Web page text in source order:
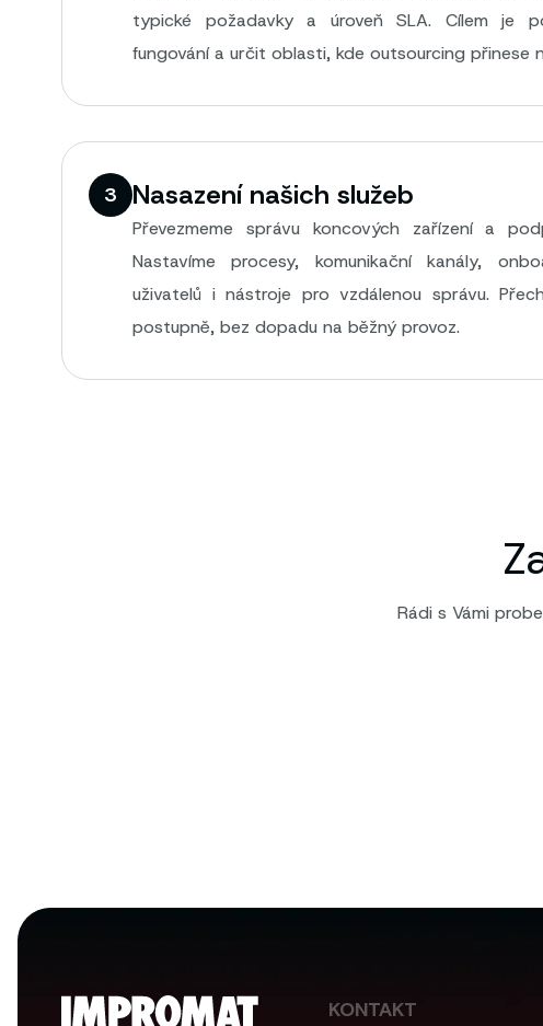
typické požadavky a úroveň SLA. Cílem je
fungování a určit oblasti, kde outsourcing přinese
3 Nasazení našich služeb
Převezmeme správu koncových zařízení a
Nastavíme procesy, komunikační kanály,
uživatelů i nástroje pro vzdálenou správu.
postupně, bez dopadu na běžný provoz.
Rádi s Vámi
KONTAKT